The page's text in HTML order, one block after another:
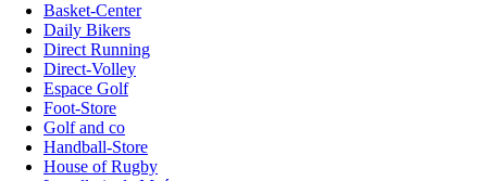
Basket-Center
Daily Bikers
Direct Running
Direct-Volley
Espace Golf
Foot-Store
Golf and co
Handball-Store
House of Rugby